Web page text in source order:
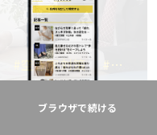
#空き家対策 #大田区川崎市
ブラウザで続ける